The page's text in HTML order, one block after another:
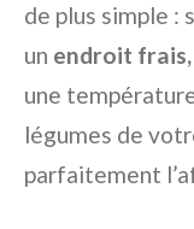
de plus simple :
un endroit
une
légumes de
parfaitement